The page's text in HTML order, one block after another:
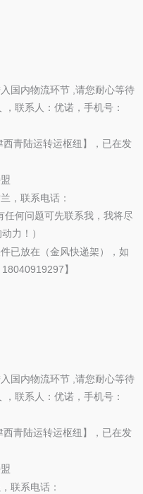
国内物流环节 ,请您耐心等待
联系人：优诺，手机号：
青陆运转运枢纽】，已在发
，联系电话：
何问题可先联系我，我将尽
力！）
已放在（金风快递架），如
】
国内物流环节 ,请您耐心等待
联系人：优诺，手机号：
青陆运转运枢纽】，已在发
联系电话：